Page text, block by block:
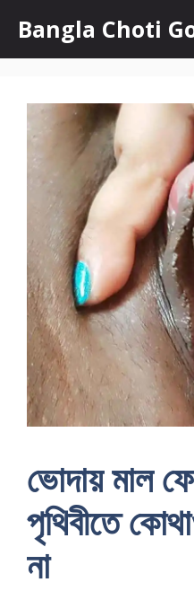
content
Bangla Choti
ভোদায় মাল
পৃথিবীতে
না